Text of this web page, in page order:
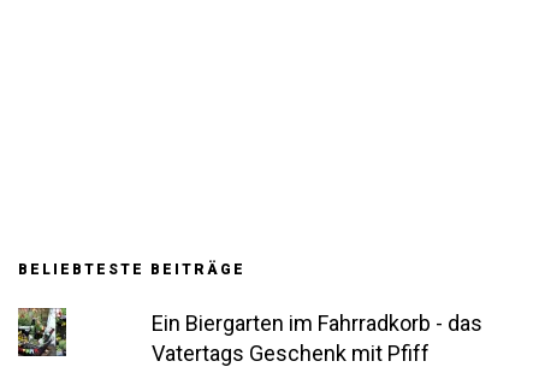
BELIEBTESTE BEITRÄGE
Ein Biergarten im Fahrradkorb - das
Vatertags Geschenk mit Pfiff